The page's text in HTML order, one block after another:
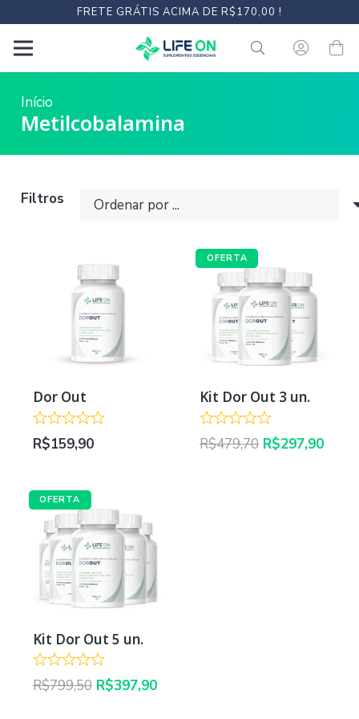
FRETE GRÁTIS ACIMA DE R$170,00 !
Início
Metilcobalamina
Filtros
Dor Out
R$159,90
OFERTA
Kit Dor Out 3 un.
R$479,70 O
R$297,90O
OFERTA
Kit Dor Out 5 un.
R$799,50 O
R$397,90O